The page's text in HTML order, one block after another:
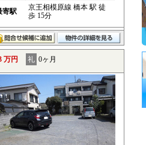
寄駅
京王相模原線 橋本 駅 徒
歩 15分
万円 礼 0ヶ月